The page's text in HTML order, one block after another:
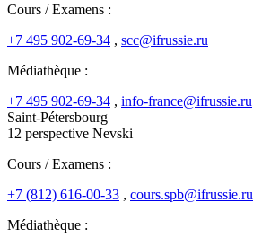
Cours / Examens :
+7 495 902-69-34 , scc@ifrussie.ru
Médiathèque :
+7 495 902-69-34 , info-france@ifrussie.ru
Saint-Pétersbourg
12 perspective Nevski
Cours / Examens :
+7 (812) 616-00-33 , cours.spb@ifrussie.ru
Médiathèque :